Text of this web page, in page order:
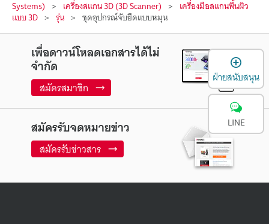
Systems) เครื่องสแกน 3D (3D Scanner) เครื่องมือสแกนพื้นผิว
แบบ 3D รุ่น ชุดอุปกรณ์จับยึดแบบหมุน
เพื่อดาวน์โหลดเอกสารได้ไม่
จำกัด
สมัครสมาชิก
สมัครรับจดหมายข่าว
สมัครรับข่าวสาร
ฝ่ายสนับสนุน
LINE